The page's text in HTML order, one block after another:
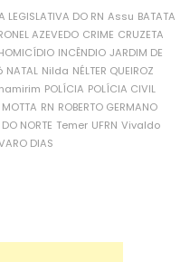
LEGISLATIVA DO RN Assu BATATA
AZEVEDO CRIME CRUZETA
INCÊNDIO JARDIM DE
NATAL Nilda NÉLTER QUEIROZ
POLÍCIA POLÍCIA CIVIL
MOTTA RN ROBERTO GERMANO
NORTE Temer UFRN Vivaldo
DIAS